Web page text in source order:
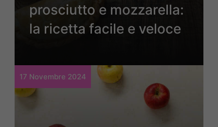
prosciutto e mozzarella:
la ricetta facile e veloce
17 Novembre 2024